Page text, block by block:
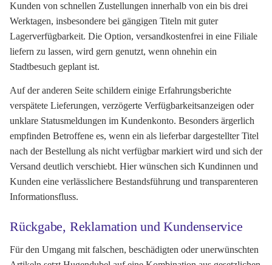
Kunden von schnellen Zustellungen innerhalb von ein bis drei
Werktagen, insbesondere bei gängigen Titeln mit guter
Lagerverfügbarkeit. Die Option, versandkostenfrei in eine Filiale
liefern zu lassen, wird gern genutzt, wenn ohnehin ein
Stadtbesuch geplant ist.
Auf der anderen Seite schildern einige Erfahrungsberichte
verspätete Lieferungen, verzögerte Verfügbarkeitsanzeigen oder
unklare Statusmeldungen im Kundenkonto. Besonders ärgerlich
empfinden Betroffene es, wenn ein als lieferbar dargestellter Titel
nach der Bestellung als nicht verfügbar markiert wird und sich der
Versand deutlich verschiebt. Hier wünschen sich Kundinnen und
Kunden eine verlässlichere Bestandsführung und transparenteren
Informationsfluss.
Rückgabe, Reklamation und Kundenservice
Für den Umgang mit falschen, beschädigten oder unerwünschten